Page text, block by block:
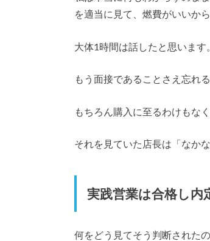
を適当に見て、燃費がいいか
大体1時間は話したと思います。
もう面接であることさえ忘れ
もちろん購入に至るわけもな
それを見ていた店長は「なか
実践営業は合格し内
何をどう見てそう判断された